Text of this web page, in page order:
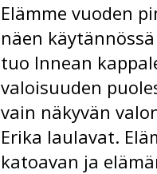
Elämme vuoden
näen
tuo Innean
valoisuuden
vain näkyvän
Erika laulavat.
katoavan ja